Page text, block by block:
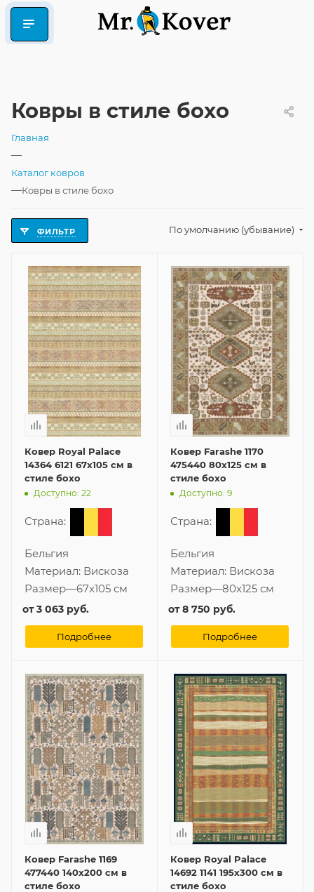
Ковры в стиле бохо
Главная
—
Каталог ковров
—Ковры в стиле бохо
ФИЛЬТР По умолчанию (убывание)
Ковер Royal Palace
14364 6121 67x105 см в
стиле бохо
Доступно: 22
Страна:
Бельгия
Материал: Вискоза
Размер—67x105 см
от3 063 руб.
Подробнее
Ковер Farashe 1170
475440 80x125 см в
стиле бохо
Доступно: 9
Страна:
Бельгия
Материал: Вискоза
Размер—80x125 см
от8 750 руб.
Подробнее
Ковер Farashe 1169
477440 140x200 см в
стиле бохо
Ковер Royal Palace
14692 1141 195x300 см в
стиле бохо